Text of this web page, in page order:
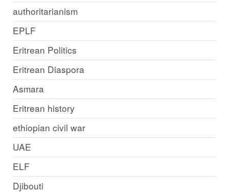
authoritarianism
EPLF
Eritrean Politics
Eritrean Diaspora
Asmara
Eritrean history
ethiopian civil war
UAE
ELF
Djibouti